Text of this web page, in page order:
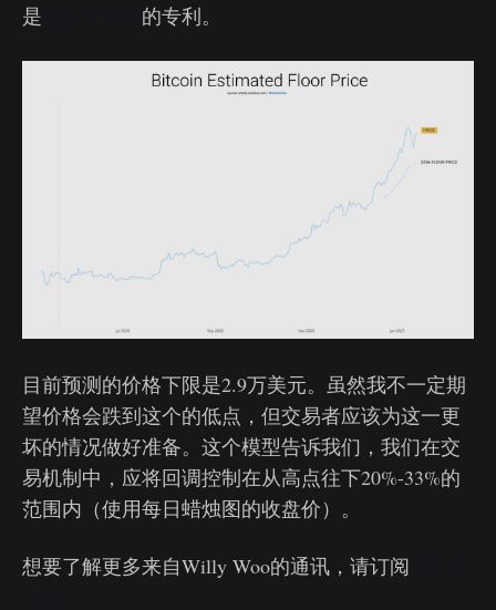
是
的专利。
目前预测的价格下限是2.9万美元。虽然我不一定期
望价格会跌到这个的低点，但交易者应该为这一更
坏的情况做好准备。这个模型告诉我们，我们在交
易机制中，应将回调控制在从高点往下20%-33%的
范围内（使用每日蜡烛图的收盘价）。
想要了解更多来自Willy Woo的通讯，请订阅